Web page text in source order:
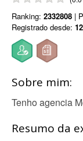
Ranking: 2332808 |
Registrado desde:
Sobre mim:
Tenho agencia
Resumo da